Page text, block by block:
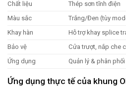
Chất liệu
Thép sơn tĩnh điện
Màu sắc
Trắng/Đen (tùy
Khay hàn
Hỗ trợ khay splice
Bảo vệ
Cửa trượt, nắp che
Ứng dụng
Quản lý & phân
Ứng dụng thực tế của khung